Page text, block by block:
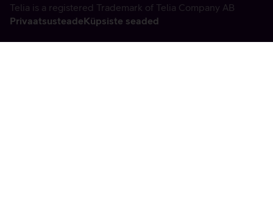
Telia is a registered Trademark of Telia Company AB
PrivaatsusteadeKüpsiste seaded